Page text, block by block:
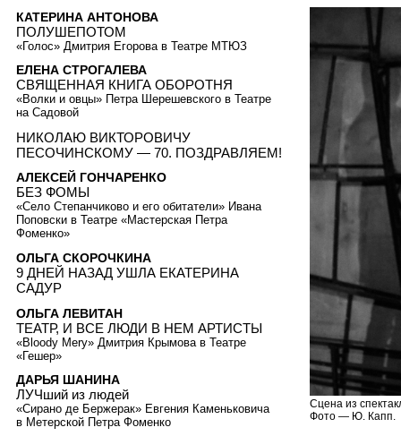
Сцена из
Фото — Ю. Капп.
КАТЕРИНА АНТОНОВА
ПОЛУШЕПОТОМ
«Голос» Дмитрия Егорова в Театре МТЮЗ
ЕЛЕНА СТРОГАЛЕВА
СВЯЩЕННАЯ КНИГА ОБОРОТНЯ
«Волки и овцы» Петра Шерешевского в Театре
на Садовой
НИКОЛАЮ ВИКТОРОВИЧУ
ПЕСОЧИНСКОМУ — 70. ПОЗДРАВЛЯЕМ!
АЛЕКСЕЙ ГОНЧАРЕНКО
БЕЗ ФОМЫ
«Село Степанчиково и его обитатели» Ивана
Поповски в Театре «Мастерская Петра
Фоменко»
ОЛЬГА СКОРОЧКИНА
9 ДНЕЙ НАЗАД УШЛА ЕКАТЕРИНА
САДУР
ОЛЬГА ЛЕВИТАН
ТЕАТР, И ВСЕ ЛЮДИ В НЕМ АРТИСТЫ
«Bloody Mery» Дмитрия Крымова в Театре
«Гешер»
ДАРЬЯ ШАНИНА
ЛУЧший из людей
«Сирано де Бержерак» Евгения Каменьковича
в Метерской Петра Фоменко